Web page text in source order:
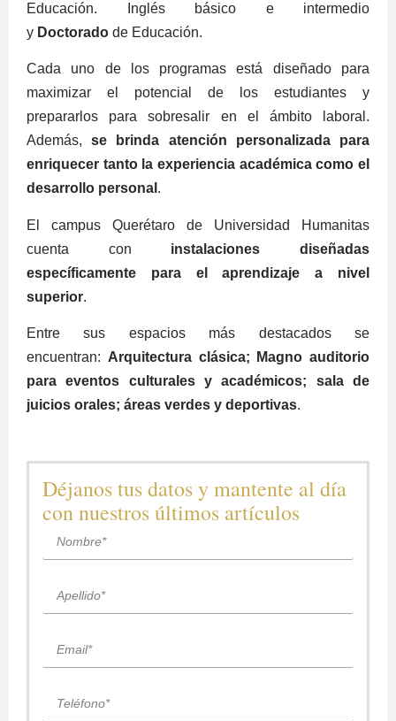
Educación. Inglés básico e intermedio
y Doctorado de Educación.
Cada uno de los programas está diseñado para
maximizar el potencial de los estudiantes y
prepararlos para sobresalir en el ámbito laboral.
Además,se brinda atención personalizada para
enriquecer tanto la experiencia académica como el
desarrollo personal .
El campus Querétaro de Universidad Humanitas
cuenta con instalaciones diseñadas
específicamente para el aprendizaje a nivel
superior.
Entre sus espacios más destacados se
encuentran: Arquitectura clásica; Magno auditorio
para eventos culturales y académicos; sala de
juicios orales; áreas verdes y deportivas.
Déjanos tus datos y mantente al día
con nuestros últimos artículos